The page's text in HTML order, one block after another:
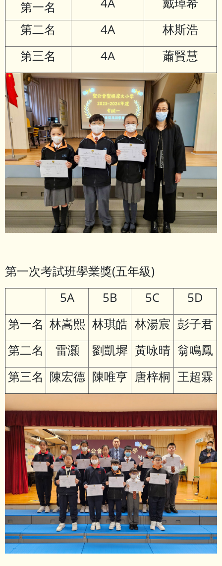
第一名
第二名
4A
林斯浩
第三名
4A 蕭賢慧
第一次考試班學業獎(五年級)
5A
5B 5C
5D
第一名 林嵩熙 林琪皓 林湯宸 彭子君
第二名
雷灝 劉凱墀 黃咏晴 翁鳴鳳
第三名 陳宏德 陳唯亨 唐梓桐 王超霖